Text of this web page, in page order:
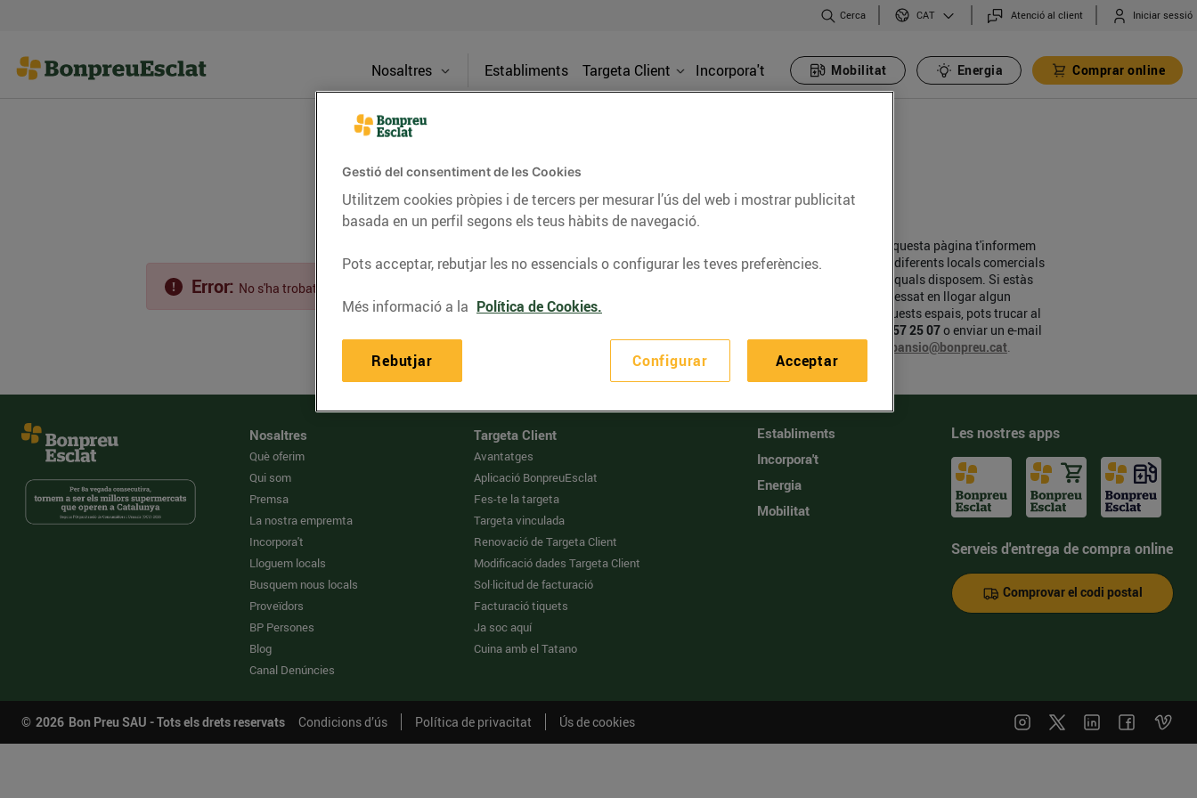
Cerca CAT Atenció al client Iniciar sessió
Nosaltres Establiments Targeta Client Incorpora't Mobilitat Energia Comprar online
LOCALS DISPONIBLES
Error: No s'ha trobat l'entrada.
En aquesta pàgina t'informem
dels diferents locals comercials
dels quals disposem. Si estàs
interessat en llogar algun
d'aquests espais, pots trucar al
93 857 25 07o enviar un e-mail
expansio@bonpreu.cat.
Nosaltres
Què oferim
Qui som
Premsa
La nostra empremta
Incorpora't
Lloguem locals
Busquem nous locals
Proveïdors
BP Persones
Blog
Canal Denúncies
Targeta Client
Avantatges
Aplicació BonpreuEsclat
Fes-te la targeta
Targeta vinculada
Renovació de Targeta Client
Modificació dades Targeta Client
Sol·licitud de facturació
Facturació tiquets
Ja soc aquí
Cuina amb el Tatano
Establiments
Incorpora't
Energia
Mobilitat
Les nostres apps
Serveis d'entrega de compra online
Comprovar el codi postal
© 2026 Bon Preu SAU - Tots els drets reservats Condicions d’ús Política de privacitat Ús de cookies
Gestió del consentiment de les Cookies
Utilitzem cookies pròpies i de tercers per mesurar l’ús del web i mostrar publicitat
basada en un perfil segons els teus hàbits de navegació.
Pots acceptar, rebutjar les no essencials o configurar les teves preferències.
Més informació a la Política de Cookies.
Configurar
Rebutjar Acceptar